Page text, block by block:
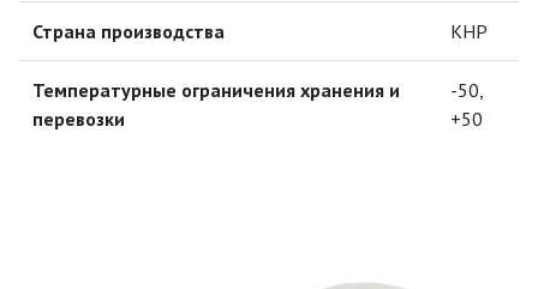
ПАЯЛЬНОЕ ОБОРУДОВАНИЕ
Страна производства КНР
Температурные ограничения хранения и
перевозки
-50,
+50